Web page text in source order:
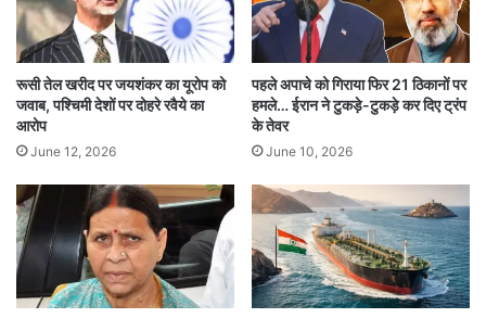
रूसी तेल खरीद पर जयशंकर का यूरोप को
जवाब, पश्चिमी देशों पर दोहरे रवैये का
आरोप
June 12, 2026
पहले अपाचे को गिराया फिर 21 ठिकानों पर
हमले… ईरान ने टुकड़े-टुकड़े कर दिए ट्रंप
के तेवर
June 10, 2026